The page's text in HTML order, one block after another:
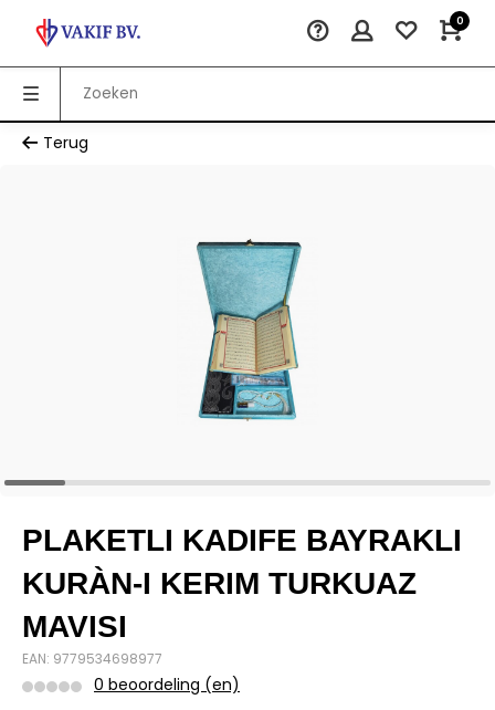
0
Terug
PLAKETLI KADIFE BAYRAKLI
KURÀN-I KERIM TURKUAZ
MAVISI
EAN: 9779534698977
0 beoordeling (en)